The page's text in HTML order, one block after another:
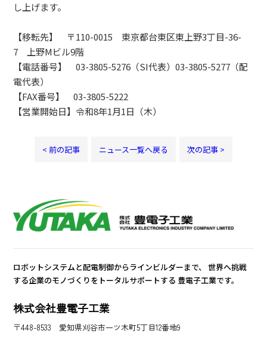
し上げます。
【移転先】 〒110-0015 東京都台東区東上野3丁目-36-
7 上野Mビル9階
【電話番号】 03-3805-5276（SI代表）03-3805-5277（配
電代表）
【FAX番号】 03-3805-5222
【営業開始日】令和8年1月1日（木）
< 前の記事 ニュース一覧へ戻る 次の記事 >
ロボットシステムと配電制御からラインビルダーまで、 世界へ挑戦
する企業のモノづくりをトータルサポートする 豊電子工業です。
株式会社豊電子工業
〒448-8533 愛知県刈谷市一ツ木町5丁目12番地9